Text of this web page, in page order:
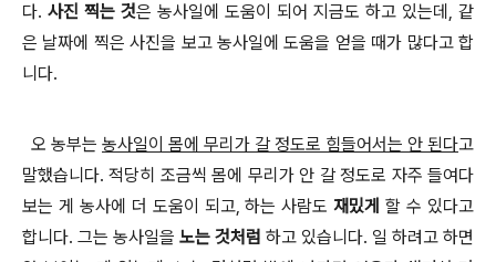
다. 사진 찍는 것은 농사일에 도움이 되어 지금도 하고 있는데, 같
은 날짜에 찍은 사진을 보고 농사일에 도움을 얻을 때가 많다고 합
니다.
오 농부는 농사일이 몸에 무리가 갈 정도로 힘들어서는 안 된다고
말했습니다.적당히 조금씩 몸에 무리가 안 갈 정도로 자주 들여다
보는 게 농사에 더 도움이 되고,하는 사람도재밌게 할 수 있다고
합니다. 그는 농사일을 노는 것처럼 하고 있습니다. 일 하려고 하면